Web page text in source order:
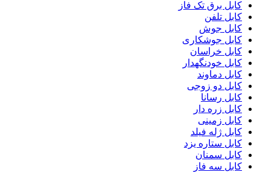
کابل برق تک فاز
کابل تلفن
کابل جوش
کابل جوشکاری
کابل خراسان
کابل خودنگهدار
کابل دماوند
کابل دو زوجی
کابل رسانا
کابل زره دار
کابل زمینی
کابل ژله فیلد
کابل ستاره یزد
کابل سمنان
کابل سه فاز